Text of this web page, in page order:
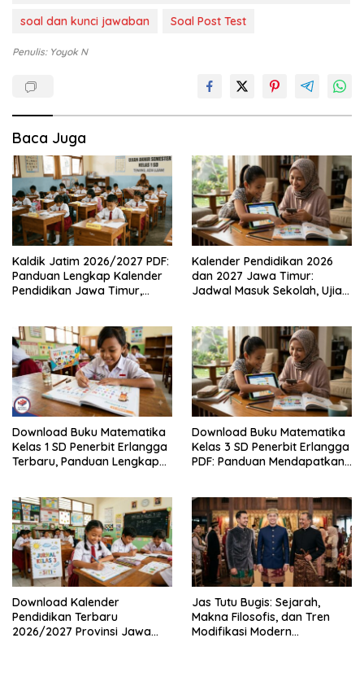
soal dan kunci jawaban
Soal Post Test
Penulis: Yoyok N
Baca Juga
Kaldik Jatim 2026/2027 PDF:
Panduan Lengkap Kalender
Pendidikan Jawa Timur,
Kalender Pendidikan 2026
dan 2027 Jawa Timur:
Jadwal Masuk Sekolah, Ujian,
Download Buku Matematika
Kelas 1 SD Penerbit Erlangga
Terbaru, Panduan Lengkap
Legal
Download Buku Matematika
Kelas 3 SD Penerbit Erlangga
PDF: Panduan Mendapatkan
Download Kalender
Pendidikan Terbaru
2026/2027 Provinsi Jawa
Jas Tutu Bugis: Sejarah,
Makna Filosofis, dan Tren
Modifikasi Modern